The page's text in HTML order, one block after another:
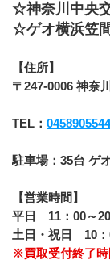
☆神奈川中央
☆ゲオ横浜笠
【住所】
〒247-0006 神奈
TEL： 0458905544
駐車場：35台 ゲ
【営業時間】
平日　11：00～
土日・祝日　10
※買取受付終了時